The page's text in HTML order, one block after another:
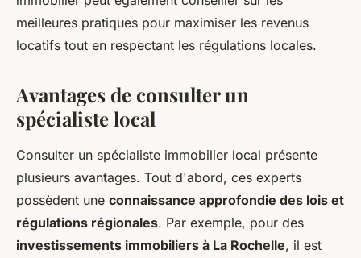
meilleures pratiques pour maximiser les revenus
locatifs tout en respectant les régulations locales.
Avantages de consulter un
spécialiste local
Consulter un spécialiste immobilier local présente
plusieurs avantages. Tout d'abord, ces experts
possèdent une connaissance approfondie des lois et
régulations régionales. Par exemple, pour des
investissements immobiliers à La Rochelle, il est